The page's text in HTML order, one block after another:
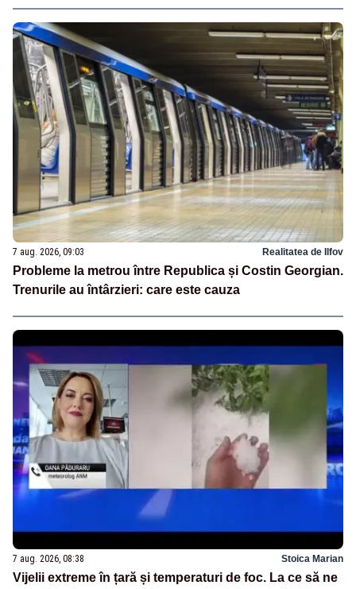
7 aug. 2026, 09:03 Realitatea de Ilfov
Probleme la metrou între Republica și Costin Georgian.
Trenurile au întârzieri: care este cauza
7 aug. 2026, 08:38 Stoica Marian
Vijelii extreme în țară și temperaturi de foc. La ce să ne